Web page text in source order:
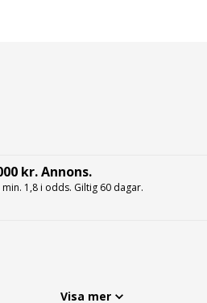
kr. Annons.
1,8 i odds. Giltig 60 dagar.
Visa mer